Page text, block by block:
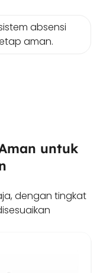
absensi
aman.
untuk
dengan tingkat